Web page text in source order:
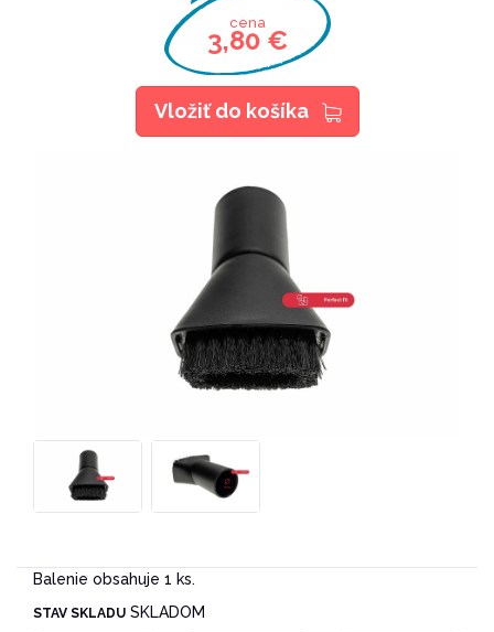
cena
3,80 €
Vložiť do košíka
Balenie obsahuje 1 ks.
STAV SKLADU SKLADOM